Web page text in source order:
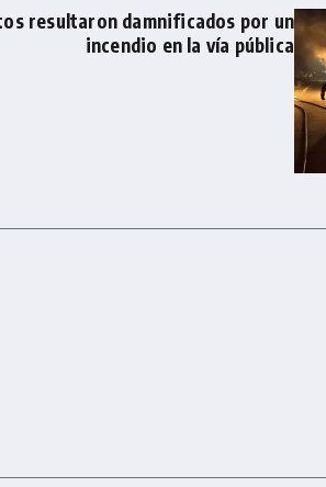
resultaron damnificados por un
incendio en la vía pública